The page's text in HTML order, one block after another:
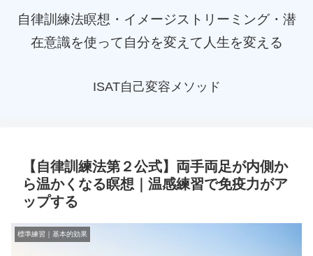
自律訓練法瞑想・イメージストリーミング・潜
在意識を使って自分を変えて人生を変える
ISAT自己変容メソッド
【自律訓練法第２公式】両手両足が内側か
ら温かくなる瞑想｜温感練習で免疫力がア
ップする
標準練習｜基本的効果